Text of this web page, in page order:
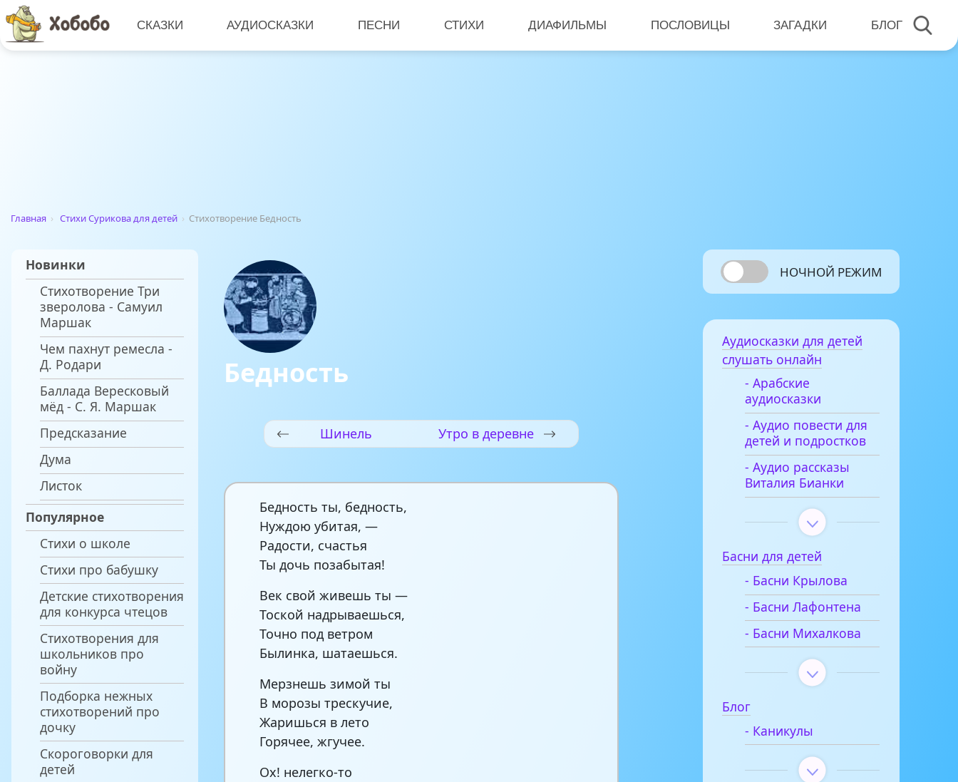
СКАЗКИ АУДИОСКАЗКИ ПЕСНИ СТИХИ ДИАФИЛЬМЫ ПОСЛОВИЦЫ ЗАГАДКИ БЛОГ
Главная › Стихи Сурикова для детей › Стихотворение Бедность
Новинки
Стихотворение Три
зверолова - Самуил
Маршак
Чем пахнут ремесла -
Д. Родари
Баллада Вересковый
мёд - С. Я. Маршак
Предсказание
Дума
Листок
Популярное
Стихи о школе
Стихи про бабушку
Детские стихотворения
для конкурса чтецов
Стихотворения для
школьников про
войну
Подборка нежных
стихотворений про
дочку
Скороговорки для
детей
Бедность
Шинель Утро в деревне
Бедность ты, бедность,
Нуждою убитая, —
Радости, счастья
Ты дочь позабытая!
Век свой живешь ты —
Тоской надрываешься,
Точно под ветром
Былинка, шатаешься.
Мерзнешь зимой ты
В морозы трескучие,
Жаришься в лето
Горячее, жгучее.
Ох! нелегко-то
НОЧНОЙ РЕЖИМ
Аудиосказки для детей
слушать онлайн
- Арабские
аудиосказки
- Аудио повести для
детей и подростков
- Аудио рассказы
Виталия Бианки
Басни для детей
- Басни Крылова
- Басни Лафонтена
- Басни Михалкова
Блог
- Каникулы